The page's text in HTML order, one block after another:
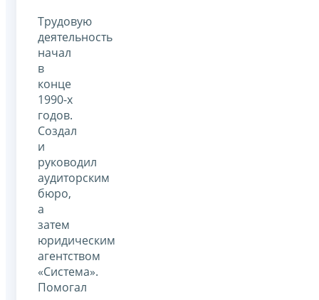
Трудовую
деятельность
начал
в
конце
1990-х
годов.
Создал
и
руководил
аудиторским
бюро,
а
затем
юридическим
агентством
«Система».
Помогал